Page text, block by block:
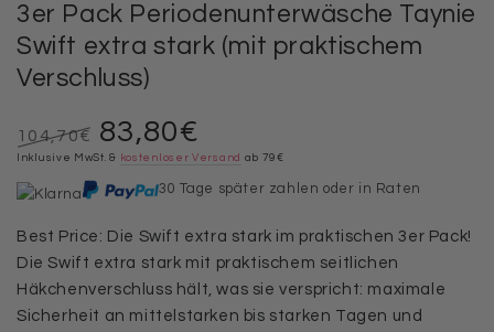
3er Pack Periodenunterwäsche Taynie
Swift extra stark (mit praktischem
Verschluss)
Regulärer
Preis
104,70€
Verkaufspreis
83,80€
Inklusive MwSt. & kostenloser Versand ab 79€
30 Tage später zahlen oder in Raten
Best Price: Die Swift extra stark im praktischen 3er Pack!
Die Swift extra stark mit praktischem seitlichen
Häkchenverschluss hält, was sie verspricht: maximale
Sicherheit an mittelstarken bis starken Tagen und